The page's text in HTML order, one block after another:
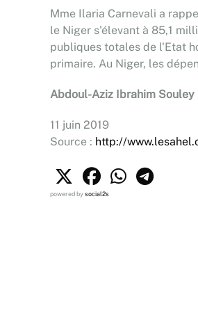
Mme Ilaria Carnevali a
le Niger s'élevant à 85,1
publiques totales de l'Etat
primaire. Au Niger, les
Abdoul-Aziz Ibrahim Souley
11 juin 2019
Source : http://
powered bysocial2s